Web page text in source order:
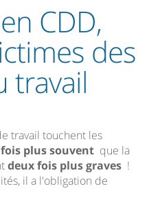
CDD,
des
travail
travail touchent les
plus souvent que la
deux fois plus graves !
il a l'obligation de